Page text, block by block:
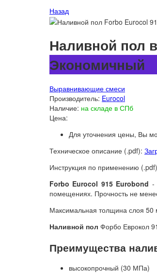
Назад
Наливной пол
Экономичный
Выравнивающие смеси
Производитель: Eurocol
Наличие: на складе в СПб
Цена:
Для уточнения цены, Вы
Техническое описание (.pdf):
Инструкция по применению
Forbo Eurocol 915 Eurobond -
помещениях. Прочность не
Максимальная толщина слоя
Наливной пол Форбо Еврокол
Преимущества
высокопрочный (30 МПа)